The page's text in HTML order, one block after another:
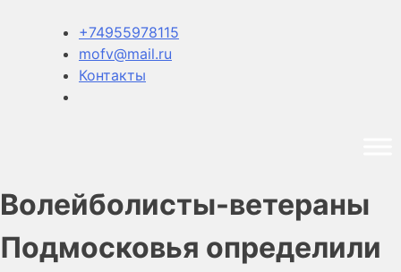
+74955978115
mofv@mail.ru
Контакты
Волейболисты-ветераны
Подмосковья определили